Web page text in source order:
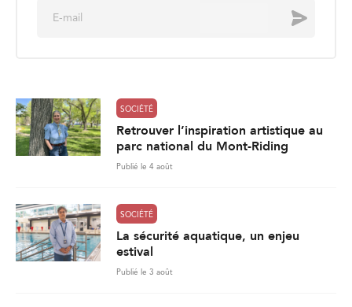
Envoyer
SOCIÉTÉ
Retrouver l’inspiration artistique au
parc national du Mont-Riding
Publié le 4 août
SOCIÉTÉ
La sécurité aquatique, un enjeu
estival
Publié le 3 août